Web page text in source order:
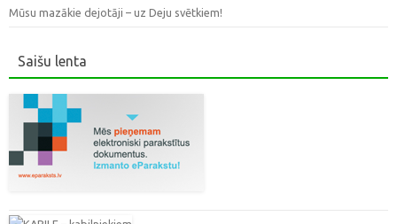
Mūsu mazākie dejotāji – uz Deju svētkiem!
Saišu lenta